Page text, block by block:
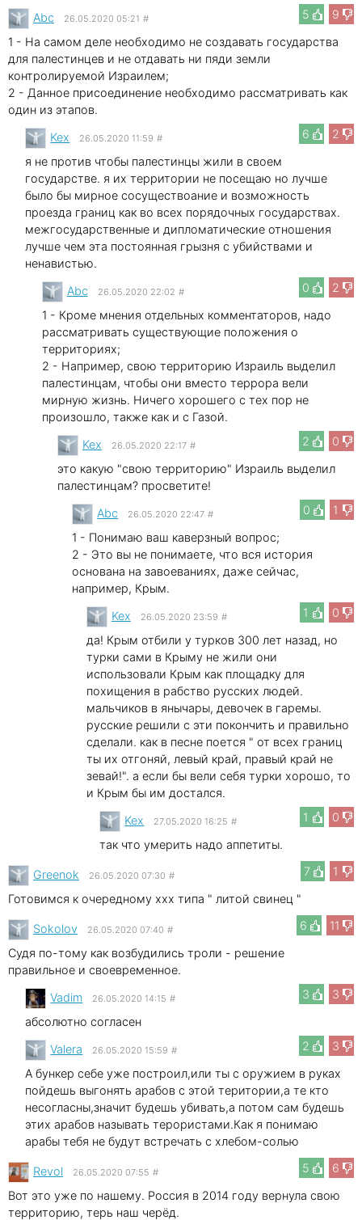
5 9
Abc 26.05.2020 05:21 #
1 - На самом деле необходимо не создавать государства
для палестинцев и не отдавать ни пяди земли
контролируемой Израилем;
2 - Данное присоединение необходимо рассматривать как
один из этапов.
6
2
Kex 26.05.2020 11:59 #
я не против чтобы палестинцы жили в своем
государстве. я их территории не посещаю но лучше
было бы мирное сосуществоание и возможность
проезда границ как во всех порядочных государствах.
межгосударственные и дипломатические отношения
лучше чем эта постоянная грызня с убийствами и
ненавистью.
0
2
Abc 26.05.2020 22:02 #
1 - Кроме мнения отдельных комментаторов, надо
рассматривать существующие положения о
территориях;
2 - Например, свою территорию Израиль выделил
палестинцам, чтобы они вместо террора вели
мирную жизнь. Ничего хорошего с тех пор не
произошло, также как и с Газой.
2
0
Kex 26.05.2020 22:17 #
это какую "свою территорию" Израиль выделил
палестинцам? просветите!
0
1
Abc 26.05.2020 22:47 #
1 - Понимаю ваш каверзный вопрос;
2 - Это вы не понимаете, что вся история
основана на завоеваниях, даже сейчас,
например, Крым.
1
0
Kex 26.05.2020 23:59 #
да! Крым отбили у турков 300 лет назад, но
турки сами в Крыму не жили они
использовали Крым как площадку для
похищения в рабство русских людей.
мальчиков в янычары, девочек в гаремы.
русские решили с эти покончить и правильно
сделали. как в песне поется " от всех границ
ты их отгоняй, левый край, правый край не
зевай!". а если бы вели себя турки хорошо, то
и Крым бы им достался.
1
0
Kex 27.05.2020 16:25 #
так что умерить надо аппетиты.
7
1
Greenok 26.05.2020 07:30 #
Готовимся к очередному xxx типа " литой свинец "
6
11
Sokolov 26.05.2020 07:40 #
Судя по-тому как возбудились троли - решение
правильное и своевременное.
3
3
Vadim 26.05.2020 14:15 #
абсолютно согласен
2
3
Valera 26.05.2020 15:59 #
А бункер себе уже построил,или ты с оружием в руках
пойдешь выгонять арабов с этой територии,а те кто
несогласны,значит будешь убивать,а потом сам будешь
этих арабов называть терористами.Как я понимаю
арабы тебя не будут встречать с хлебом-солью
5
6
Revol 26.05.2020 07:55 #
Вот это уже по нашему. Россия в 2014 году вернула свою
территорию, терь наш черёд.